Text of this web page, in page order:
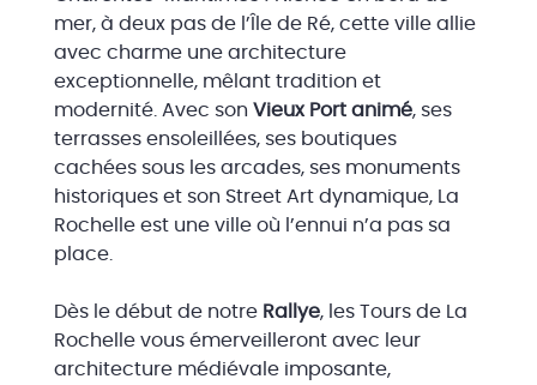
mer, à deux pas de l’Île de Ré, cette ville allie
avec charme une architecture
exceptionnelle, mêlant tradition et
modernité. Avec son Vieux Port animé, ses
terrasses ensoleillées, ses boutiques
cachées sous les arcades, ses monuments
historiques et son Street Art dynamique, La
Rochelle est une ville où l’ennui n’a pas sa
place.
Dès le début de notre Rallye, les Tours de La
Rochelle vous émerveilleront avec leur
architecture médiévale imposante,